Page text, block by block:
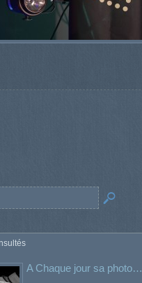
A Chaque jour sa photo…